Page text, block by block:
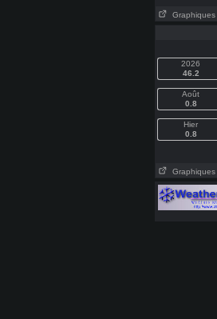
Graphiques
2026
46.2
Août
0.8
Hier
0.8
Graphiques